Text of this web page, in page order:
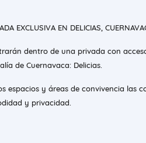
EXCLUSIVA EN DELICIAS,
dentro de una privada con
de Cuernavaca: Delicias.
espacios y áreas de convivencia las
y privacidad.